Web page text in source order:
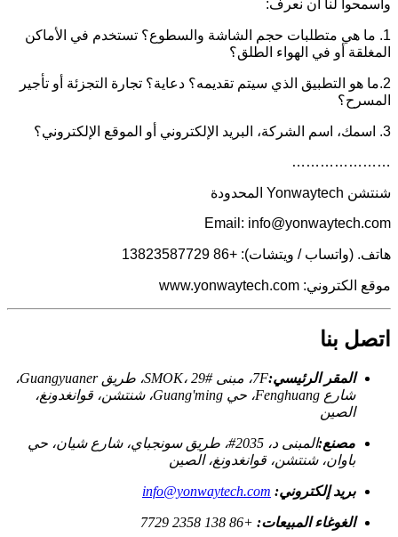
واسمحوا لنا أن نعرف:
1. ما هي متطلبات حجم الشاشة والسطوع؟ تستخدم في الأماكن
المغلقة أو في الهواء الطلق؟
2.ما هو التطبيق الذي سيتم تقديمه؟ دعاية؟ تجارة التجزئة أو تأجير
المسرح؟
3. اسمك، اسم الشركة، البريد الإلكتروني أو الموقع الإلكتروني؟
…………………
شنتشن Yonwaytech المحدودة
Email: info@yonwaytech.com
هاتف. (واتساب / ويتشات): +86 13823587729
موقع الكتروني: www.yonwaytech.com
اتصل بنا
المقر الرئيسي:
7F، مبنى SMOK، 29#، طريق Guangyuaner،
شارع Fenghuang، حي Guang'ming، شنتشن، قوانغدونغ،
الصين
مصنع:
المبنى د، 2035#، طريق سونجباي، شارع شيان، حي
باوان، شنتشن، قوانغدونغ، الصين
بريد إلكتروني: info@yonwaytech.com
الغوغاء المبيعات: +86 138 2358 7729